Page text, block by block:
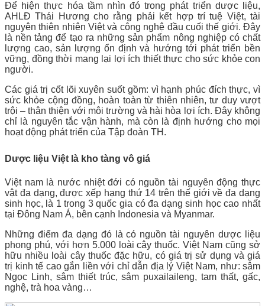
Để hiện thực hóa tầm nhìn đó trong phát triển dược liệu,
AHLĐ Thái Hương cho rằng phải kết hợp trí tuệ Việt, tài
nguyên thiên nhiên Việt và công nghệ đầu cuối thế giới. Đây
là nền tảng để tạo ra những sản phẩm nông nghiệp có chất
lượng cao, sản lượng ổn định và hướng tới phát triển bền
vững, đồng thời mang lại lợi ích thiết thực cho sức khỏe con
người.
Các giá trị cốt lõi xuyên suốt gồm: vì hạnh phúc đích thực, vì
sức khỏe cộng đồng, hoàn toàn từ thiên nhiên, tư duy vượt
trội – thân thiện với môi trường và hài hòa lợi ích. Đây không
chỉ là nguyên tắc vận hành, mà còn là định hướng cho mọi
hoạt động phát triển của Tập đoàn TH.
Dược liệu Việt là kho tàng vô giá
Việt nam là nước nhiệt đới có nguồn tài nguyên động thực
vật đa dạng, được xếp hạng thứ 14 trên thế giới về đa dạng
sinh học, là 1 trong 3 quốc gia có đa dạng sinh học cao nhất
tại Đông Nam Á, bên cạnh Indonesia và Myanmar.
Những điểm đa dạng đó là có nguồn tài nguyên dược liệu
phong phú, với hơn 5.000 loài cây thuốc. Việt Nam cũng sở
hữu nhiều loài cây thuốc đặc hữu, có giá trị sử dụng và giá
trị kinh tế cao gắn liền với chỉ dẫn địa lý Việt Nam, như: sâm
Ngọc Linh, sâm thiết trúc, sâm puxailaileng, tam thất, gấc,
nghệ, trà hoa vàng…